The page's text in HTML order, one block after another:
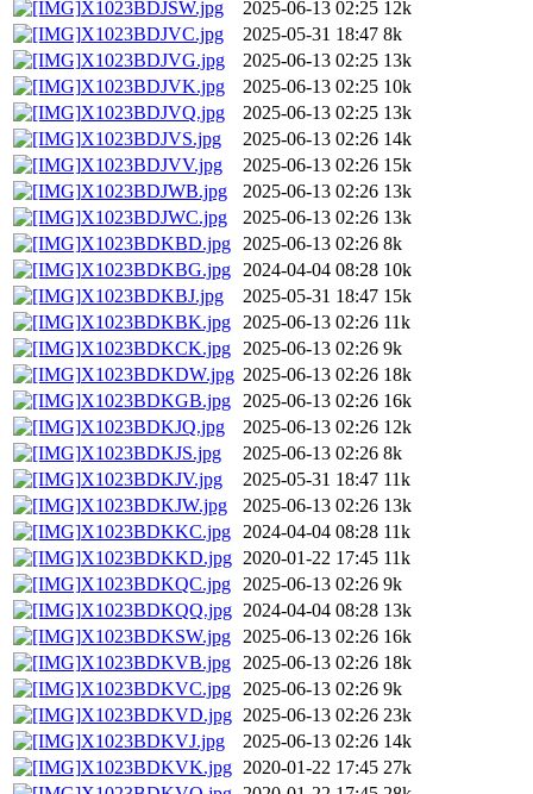
X1023BDJSW.jpg 2025-06-13 02:25 12k
X1023BDJVC.jpg
2025-05-31 18:47 8k
X1023BDJVG.jpg
2025-06-13 02:25 13k
X1023BDJVK.jpg
2025-06-13 02:25 10k
X1023BDJVQ.jpg
2025-06-13 02:25 13k
X1023BDJVS.jpg
2025-06-13 02:26 14k
X1023BDJVV.jpg
2025-06-13 02:26 15k
X1023BDJWB.jpg
2025-06-13 02:26 13k
X1023BDJWC.jpg
2025-06-13 02:26 13k
X1023BDKBD.jpg
2025-06-13 02:26 8k
X1023BDKBG.jpg
2024-04-04 08:28 10k
X1023BDKBJ.jpg
2025-05-31 18:47 15k
X1023BDKBK.jpg
2025-06-13 02:26 11k
X1023BDKCK.jpg
2025-06-13 02:26 9k
X1023BDKDW.jpg 2025-06-13 02:26 18k
X1023BDKGB.jpg
2025-06-13 02:26 16k
X1023BDKJQ.jpg
2025-06-13 02:26 12k
X1023BDKJS.jpg
2025-06-13 02:26 8k
X1023BDKJV.jpg
2025-05-31 18:47 11k
X1023BDKJW.jpg
2025-06-13 02:26 13k
X1023BDKKC.jpg
2024-04-04 08:28 11k
X1023BDKKD.jpg 2020-01-22 17:45 11k
X1023BDKQC.jpg
2025-06-13 02:26 9k
X1023BDKQQ.jpg 2024-04-04 08:28 13k
X1023BDKSW.jpg
2025-06-13 02:26 16k
X1023BDKVB.jpg
2025-06-13 02:26 18k
X1023BDKVC.jpg
2025-06-13 02:26 9k
X1023BDKVD.jpg 2025-06-13 02:26 23k
X1023BDKVJ.jpg
2025-06-13 02:26 14k
X1023BDKVK.jpg 2020-01-22 17:45 27k